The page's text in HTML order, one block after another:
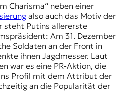
Charisma“ neben einer
also auch das Motiv der
steht Putins allererste
Am 31. Dezember
Soldaten an der Front in
ihnen Jagdmesser. Laut
war es eine PR-Aktion, die
Profil mit dem Attribut der
an die Popularität der